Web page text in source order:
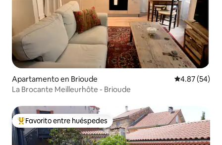
Apartamento en Brioude Calificación
4.87 (54)
La Brocante Meilleurhôte - Brioude
Favorito entre huéspedes preferido
Favorito entre huéspedes